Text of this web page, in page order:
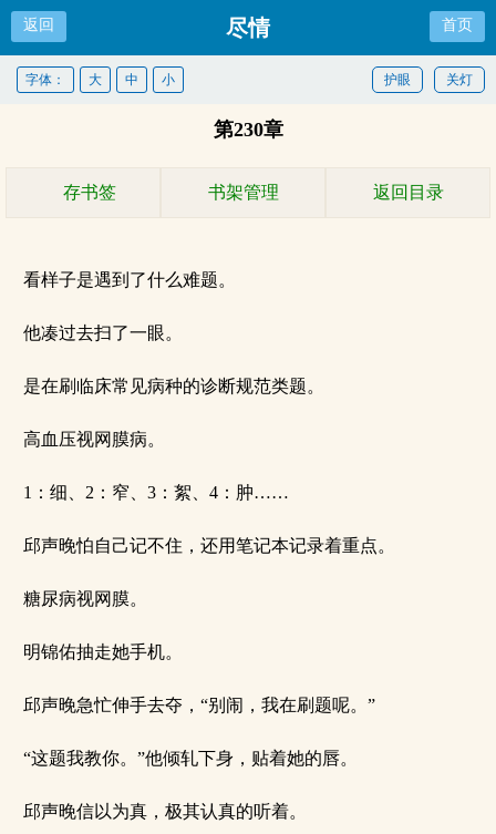
返回 尽情 首页
关灯
护眼
字体： 大 中 小
第230章
存书签 书架管理 返回目录
看样子是遇到了什么难题。
他凑过去扫了一眼。
是在刷临床常见病种的诊断规范类题。
高血压视网膜病。
1：细、2：窄、3：絮、4：肿……
邱声晚怕自己记不住，还用笔记本记录着重点。
糖尿病视网膜。
明锦佑抽走她手机。
邱声晚急忙伸手去夺，“别闹，我在刷题呢。”
“这题我教你。”他倾轧下身，贴着她的唇。
邱声晚信以为真，极其认真的听着。